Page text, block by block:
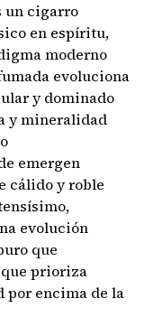
un cigarro
en espíritu,
moderno
evoluciona
y dominado
y mineralidad
emergen
cálido y roble
evolución
que
que prioriza
por encima de la